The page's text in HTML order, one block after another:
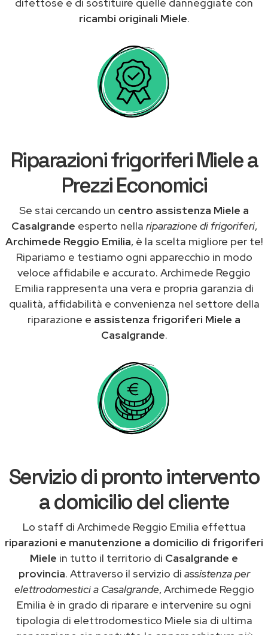
ricambi originali Miele.
Riparazioni frigoriferi Miele a
Prezzi Economici
Se stai cercando un centro assistenza Miele a
Casalgrande esperto nella riparazione di frigoriferi,
Archimede Reggio Emilia, è la scelta migliore per te!
Ripariamo e testiamo ogni apparecchio in modo
veloce affidabile e accurato. Archimede Reggio
Emilia rappresenta una vera e propria garanzia di
qualità, affidabilità e convenienza nel settore della
riparazione e assistenza frigoriferi Miele a
Casalgrande.
Servizio di pronto intervento
a domicilio del cliente
Lo staff di Archimede Reggio Emilia effettua
riparazioni e manutenzione a domicilio di frigoriferi
Miele in tutto il territorio di Casalgrande e
provincia. Attraverso il servizio di assistenza per
elettrodomestici a Casalgrande, Archimede Reggio
Emilia è in grado di riparare e intervenire su ogni
tipologia di elettrodomestico Miele sia di ultima